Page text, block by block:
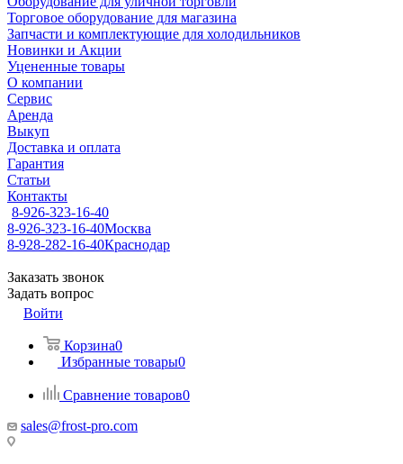
Торговое оборудование для магазина
Запчасти и комплектующие для холодильников
Новинки и Акции
Уцененные товары
О компании
Сервис
Аренда
Выкуп
Доставка и оплата
Гарантия
Статьи
Контакты
8-926-323-16-40
8-926-323-16-40Москва
8-928-282-16-40Краснодар
Заказать звонок
Задать вопрос
Войти
Корзина0
Избранные товары0
Сравнение товаров0
sales@frost-pro.com